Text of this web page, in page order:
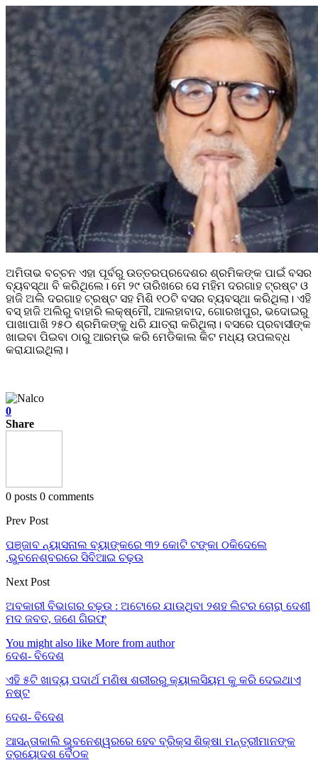
ଅମିତାଭ ବଚ୍ଚନ ଏହା ପୂର୍ବରୁ ଉତ୍ତରପ୍ରଦେଶର ଶ୍ରମିକଙ୍କ ପାଇଁ ବସର
ବ୍ୟବସ୍ଥା ବି କରିଥିଲେ। ମେ ୨୯ ତାରିଖରେ ସେ ମହିମ ଦରଗାହ ଟ୍ରଷ୍ଟ ଓ
ହାଜି ଅଲି ଦରଗାହ ଟ୍ରଷ୍ଟ ସହ ମିଶି ୧୦ଟି ବସର ବ୍ୟବସ୍ଥା କରିଥିଲା। ଏହି
ବସ୍‌ ହାଜି ଅଲିରୁ ବାହାରି ଲକ୍ଷ୍ମୌ, ଆଲହାବାଦ, ଗୋରଖପୁର, ଭଦୋଇରୁ
ପାଖାପାଖି ୨୫୦ ଶ୍ରମିକଙ୍କୁ ଧରି ଯାତ୍ରା କରିଥିଲା। ବସରେ ପ୍ରବାସୀଙ୍କ
ଖାଇବା ପିଇବା ଠାରୁ ଆରମ୍ଭ କରି ମେଡିକାଲ କିଟ ମଧ୍ୟ ଉପଲବ୍ଧ
କରାଯାଇଥିଲା।
0
Share
0 posts 0 comments
Prev Post
ପଞ୍ଜାବ ନ୍ୟାସନାଲ ବ୍ୟାଙ୍କରେ ୩୨ କୋଟି ଟଙ୍କା ଠକିଦେଲେ
,ଭୁବନେଶ୍ବରରେ ସିବିଆଇ ଚଢ଼ଉ
Next Post
ଅବକାରୀ ବିଭାଗର ଚଢ଼ଉ : ଅଟୋରେ ଯାଉଥିବା ୨ଶହ ଲିଟର ଚୋରା ଦେଶୀ
ମଦ ଜବତ, ଜଣେ ଗିରଫ୍
You might also like More from author
ଦେଶ- ବିଦେଶ
ଏହି ୫ଟି ଖାଦ୍ୟ ପଦାର୍ଥ ମଣିଷ ଶରୀରରୁ କ୍ୟାଲସିୟମ କୁ କରି ଦେଇଥାଏ
ନଷ୍ଟ
ଦେଶ- ବିଦେଶ
ଆସନ୍ତାକାଲି ଭୁବନେଶ୍ୱରରେ ହେବ ବ୍ରିକ୍ସ ଶିକ୍ଷା ମନ୍ତ୍ରୀମାନଙ୍କ
ତ୍ରୟୋଦଶ ବୈଠକ